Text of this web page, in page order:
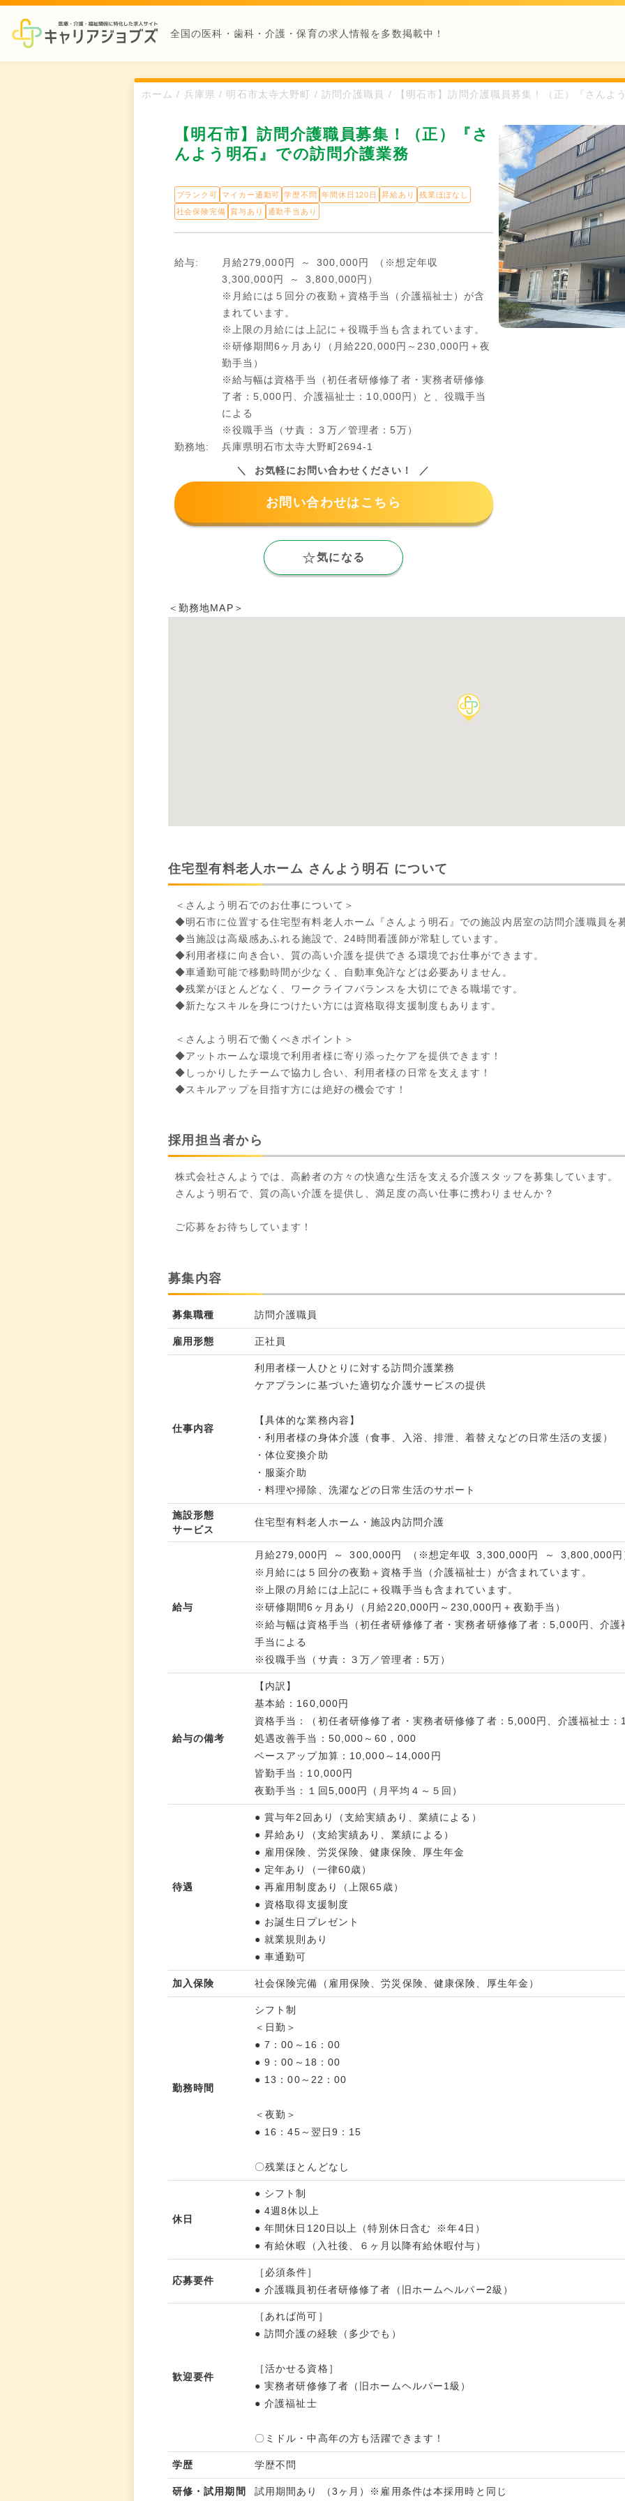
全国の医科・歯科・介護・保育の求人情報を多数掲載中！
ホーム / 兵庫県 / 明石市太寺大野町 / 訪問介護職員 / 【明石市】訪問介護職員募集！（正）『さんよ
【明石市】訪問介護職員募集！（正）『さ
んよう明石』での訪問介護業務
ブランク可 マイカー通勤可 学歴不問 年間休日120日 昇給あり
残業ほぼなし
社会保険完備 賞与あり 通勤手当あり
給与:
月給279,000円 ～ 300,000円 （※想定年収
3,300,000円 ～ 3,800,000円）
※月給には５回分の夜勤＋資格手当（介護福祉士）が含
まれています。
※上限の月給には上記に＋役職手当も含まれています。
※研修期間6ヶ月あり（月給220,000円～230,000円＋夜
勤手当）
※給与幅は資格手当（初任者研修修了者・実務者研修修
了者：5,000円、介護福祉士：10,000円）と、役職手当
による
※役職手当（サ責：３万／管理者：5万）
勤務地:
兵庫県明石市太寺大野町2694-1
お気軽にお問い合わせください！
お問い合わせはこちら
気になる
＜勤務地MAP＞
住宅型有料老人ホーム さんよう明石 について
＜さんよう明石でのお仕事について＞
◆明石市に位置する住宅型有料老人ホーム『さんよう明石』での施設内居室の訪問介護職員を
◆当施設は高級感あふれる施設で、24時間看護師が常駐しています。
◆利用者様に向き合い、質の高い介護を提供できる環境でお仕事ができます。
◆車通勤可能で移動時間が少なく、自動車免許などは必要ありません。
◆残業がほとんどなく、ワークライフバランスを大切にできる職場です。
◆新たなスキルを身につけたい方には資格取得支援制度もあります。
＜さんよう明石で働くべきポイント＞
◆アットホームな環境で利用者様に寄り添ったケアを提供できます！
◆しっかりしたチームで協力し合い、利用者様の日常を支えます！
◆スキルアップを目指す方には絶好の機会です！
採用担当者から
株式会社さんようでは、高齢者の方々の快適な生活を支える介護スタッフを募集しています。
さんよう明石で、質の高い介護を提供し、満足度の高い仕事に携わりませんか？
ご応募をお待ちしています！
募集内容
募集職種 訪問介護職員
雇用形態 正社員
仕事内容
利用者様一人ひとりに対する訪問介護業務
ケアプランに基づいた適切な介護サービスの提供
【具体的な業務内容】
・利用者様の身体介護（食事、入浴、排泄、着替えなどの日常生活の支援）
・体位変換介助
・服薬介助
・料理や掃除、洗濯などの日常生活のサポート
施設形態
サービス
住宅型有料老人ホーム・施設内訪問介護
給与
月給279,000円 ～ 300,000円 （※想定年収 3,300,000円 ～ 3,800,000円
※月給には５回分の夜勤＋資格手当（介護福祉士）が含まれています。
※上限の月給には上記に＋役職手当も含まれています。
※研修期間6ヶ月あり（月給220,000円～230,000円＋夜勤手当）
※給与幅は資格手当（初任者研修修了者・実務者研修修了者：5,000円、介
手当による
※役職手当（サ責：３万／管理者：5万）
給与の備考
【内訳】
基本給：160,000円
資格手当：（初任者研修修了者・実務者研修修了者：5,000円、介護福祉士
処遇改善手当：50,000～60，000
ベースアップ加算：10,000～14,000円
皆勤手当：10,000円
夜勤手当：１回5,000円（月平均４～５回）
待遇
● 賞与年2回あり（支給実績あり、業績による）
● 昇給あり（支給実績あり、業績による）
● 雇用保険、労災保険、健康保険、厚生年金
● 定年あり（一律60歳）
● 再雇用制度あり（上限65歳）
● 資格取得支援制度
● お誕生日プレゼント
● 就業規則あり
● 車通勤可
加入保険 社会保険完備（雇用保険、労災保険、健康保険、厚生年金）
勤務時間
シフト制
＜日勤＞
● 7：00～16：00
● 9：00～18：00
● 13：00～22：00
＜夜勤＞
● 16：45～翌日9：15
〇残業ほとんどなし
休日
● シフト制
● 4週8休以上
● 年間休日120日以上（特別休日含む ※年4日）
● 有給休暇（入社後、６ヶ月以降有給休暇付与）
応募要件
［必須条件］
● 介護職員初任者研修修了者（旧ホームヘルパー2級）
歓迎要件
［あれば尚可］
● 訪問介護の経験（多少でも）
［活かせる資格］
● 実務者研修修了者（旧ホームヘルパー1級）
● 介護福祉士
〇ミドル・中高年の方も活躍できます！
学歴 学歴不問
研修・試用期間 試用期間あり （3ヶ月）※雇用条件は本採用時と同じ